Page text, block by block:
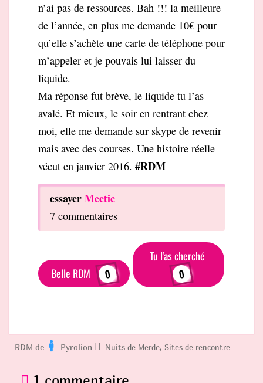
n’ai pas de ressources. Bah !!! la meilleure
de l’année, en plus me demande 10€ pour
qu’elle s’achète une carte de téléphone pour
m’appeler et je pouvais lui laisser du
liquide.
Ma réponse fut brève, le liquide tu l’as
avalé. Et mieux, le soir en rentrant chez
moi, elle me demande sur skype de revenir
mais avec des courses. Une histoire réelle
vécut en janvier 2016. #RDM
essayerMeetic
7 commentaires
Belle RDM 0
Tu l'as cherché
0
RDM de Pyrolion Nuits de Merde,Sites de rencontre